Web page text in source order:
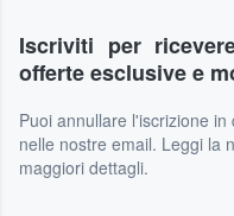
Iscriviti per
offerte esclusive e
Puoi annullare l'iscrizione
nelle nostre email. Leggi la
maggiori dettagli.